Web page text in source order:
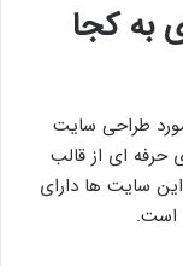
به کجا
مورد طراحی سایت
حرفه ای از قالب
سایت ها دارای
است.